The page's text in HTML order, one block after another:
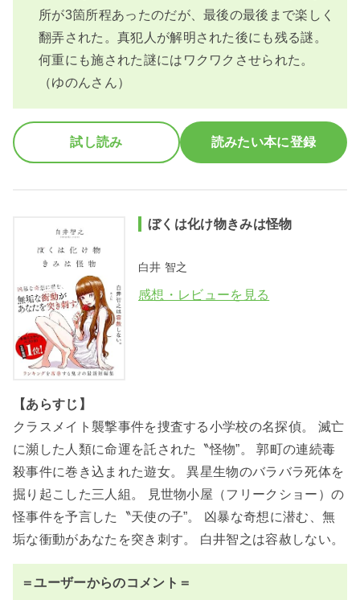
所が3箇所程あったのだが、最後の最後まで楽しく
翻弄された。真犯人が解明された後にも残る謎。
何重にも施された謎にはワクワクさせられた。
（ゆのんさん）
試し読み 読みたい本に登録
ぼくは化け物きみは怪物
白井 智之
感想・レビューを見る
【あらすじ】
クラスメイト襲撃事件を捜査する小学校の名探偵。 滅亡
に瀕した人類に命運を託された〝怪物”。 郭町の連続毒
殺事件に巻き込まれた遊女。 異星生物のバラバラ死体を
掘り起こした三人組。 見世物小屋（フリークショー）の
怪事件を予言した〝天使の子”。 凶暴な奇想に潜む、無
垢な衝動があなたを突き刺す。 白井智之は容赦しない。
＝ユーザーからのコメント＝